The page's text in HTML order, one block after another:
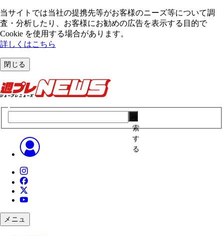
当サイトでは当社の提携先等がお客様のニーズ等について調
査・分析したり、お客様にお勧めの広告を表⽰する⽬的で
Cookie を使⽤する場合があります。
詳しくはこちら
閉じる
索
す
る
メニュ